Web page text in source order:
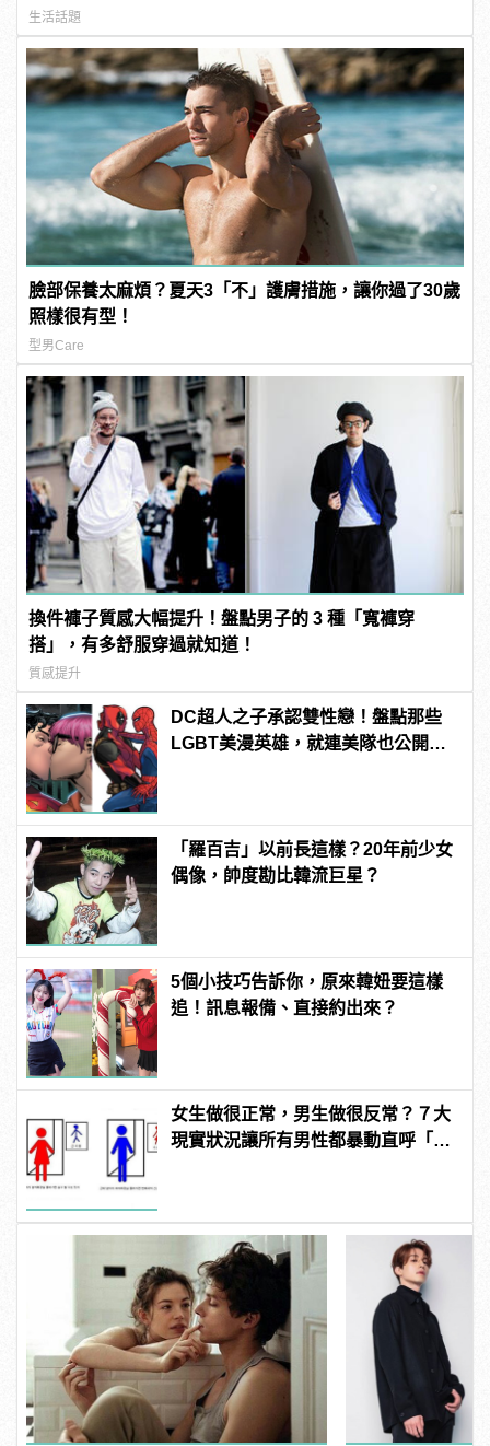
連結！ | manfashion這樣變型男
生活話題
臉部保養太麻煩？夏天3「不」護膚措施，讓你過了30歲
照樣很有型！
型男Care
換件褲子質感大幅提升！盤點男子的 3 種「寬褲穿
搭」，有多舒服穿過就知道！
質感提升
DC超人之子承認雙性戀！盤點那些
LGBT美漫英雄，就連美隊也公開出
「羅百吉」以前長這樣？20年前少女
偶像，帥度勘比韓流巨星？
5個小技巧告訴你，原來韓妞要這樣
追！訊息報備、直接約出來？
女生做很正常，男生做很反常？７大
現實狀況讓所有男性都暴動直呼「不